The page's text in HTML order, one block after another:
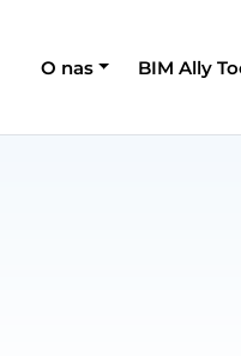
O nas BIM Ally